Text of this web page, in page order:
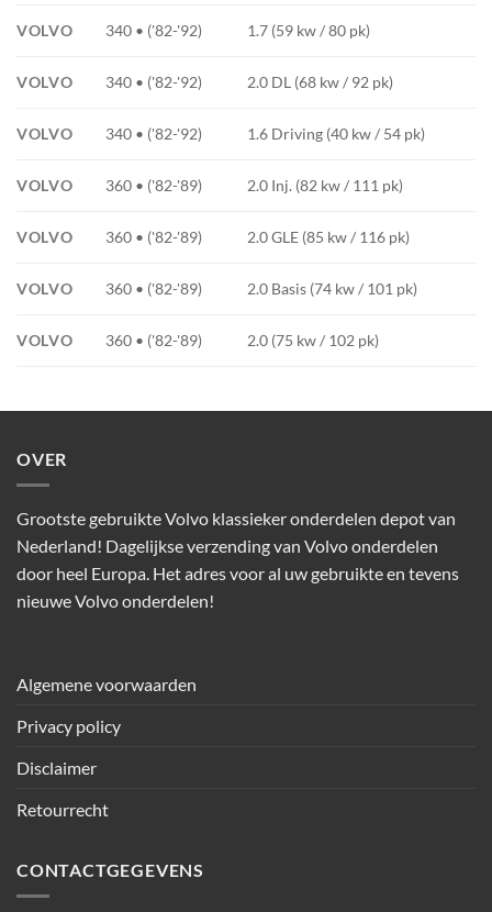
VOLVO 340 • ('82-'92) 1.7 (59 kw / 80 pk)
VOLVO 340 • ('82-'92) 2.0 DL (68 kw / 92 pk)
VOLVO 340 • ('82-'92) 1.6 Driving (40 kw / 54 pk)
VOLVO 360 • ('82-'89) 2.0 Inj. (82 kw / 111 pk)
VOLVO 360 • ('82-'89) 2.0 GLE (85 kw / 116 pk)
VOLVO 360 • ('82-'89) 2.0 Basis (74 kw / 101 pk)
VOLVO 360 • ('82-'89) 2.0 (75 kw / 102 pk)
OVER
Grootste gebruikte Volvo klassieker onderdelen depot van
Nederland! Dagelijkse verzending van Volvo onderdelen
door heel Europa. Het adres voor al uw gebruikte en tevens
nieuwe Volvo onderdelen!
Algemene voorwaarden
Privacy policy
Disclaimer
Retourrecht
CONTACTGEGEVENS